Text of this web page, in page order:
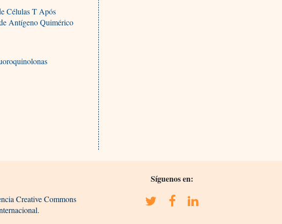
Células T Após
Antígeno Quimérico
Creative Commons
Síguenos en: